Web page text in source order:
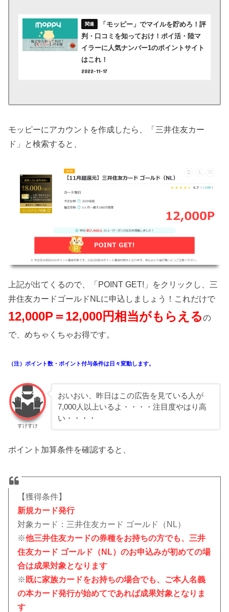
「モッピー」でマイルを貯めろ！評
判・口コミを知っておけ！ポイ活・陸マ
イラーに人気ナンバー1のポイントサイト
はこれ！
2022-11-17
モッピーにアカウントを作成したら、「三井住友カー
ド」と検索すると、
上記が出てくるので、「POINT GET!」をクリックし、三
井住友カードゴールドNLに申込しましょう！これだけで
12,000P＝12,000円相当がもらえるの
で、めちゃくちゃお得です。
（注）ポイント数・ポイント付与条件は日々変動します。
すけすけ
おいおい、昨日はこの広告を見ている人が
7,000人以上いるよ・・・・注目度やはり高
い・・・・
ポイント加算条件を確認すると、
【獲得条件】
新規カード発行
対象カード：三井住友カード ゴールド（NL）
※他三井住友カードの券種をお持ちの方でも、三井
住友カード ゴールド（NL）のお申込みが初めての場
合は成果対象となります
※ 既に家族カードをお持ちの場合でも、ご本人名義
の本カード発行が始めてであれば成果対象となりま
す